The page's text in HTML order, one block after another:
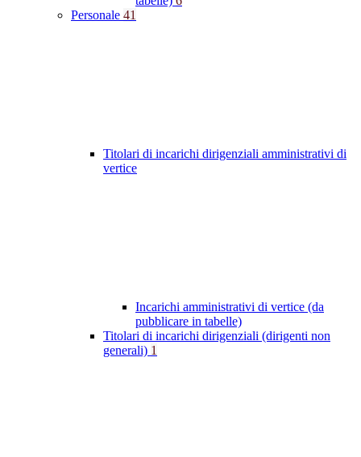
Personale 41
Titolari di incarichi dirigenziali amministrativi di
vertice
Incarichi amministrativi di vertice (da
pubblicare in tabelle)
Titolari di incarichi dirigenziali (dirigenti non
generali) 1